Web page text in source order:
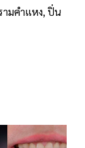
ามคำแหง, ปิ่น